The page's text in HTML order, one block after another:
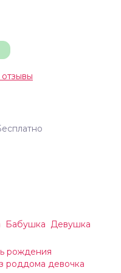
отзывы
Бабушка Девушка
рождения
роддома девочка